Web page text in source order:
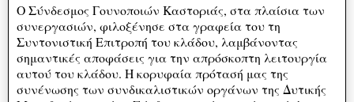
Ο Σύνδεσμος Γουνοποιών Καστοριάς, στα πλαίσια των
συνεργασιών, φιλοξένησε στα γραφεία του τη
Συντονιστική Επιτροπή του κλάδου, λαμβάνοντας
σημαντικές αποφάσεις για την απρόσκοπτη λειτουργία
αυτού του κλάδου. Η κορυφαία πρότασή μας της
συνένωσης των συνδικαλιστικών οργάνων της Δυτικής